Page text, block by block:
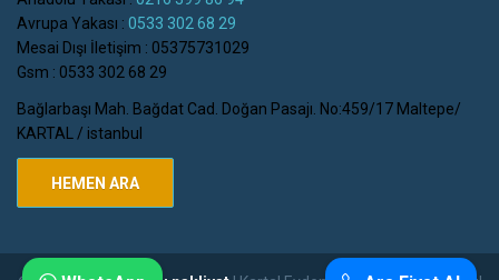
Avrupa Yakası : 0533 302 68 29
Mesai Dışı İletişim : 05375731029
Gsm : 0533 302 68 29
Bağlarbaşı Mah. Bağdat Cad. Doğan Pasajı. No:459/17 Maltepe/
KARTAL / istanbul
HEMEN ARA